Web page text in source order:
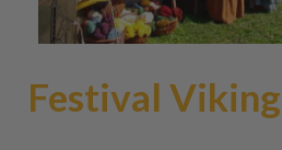
Festival Viking